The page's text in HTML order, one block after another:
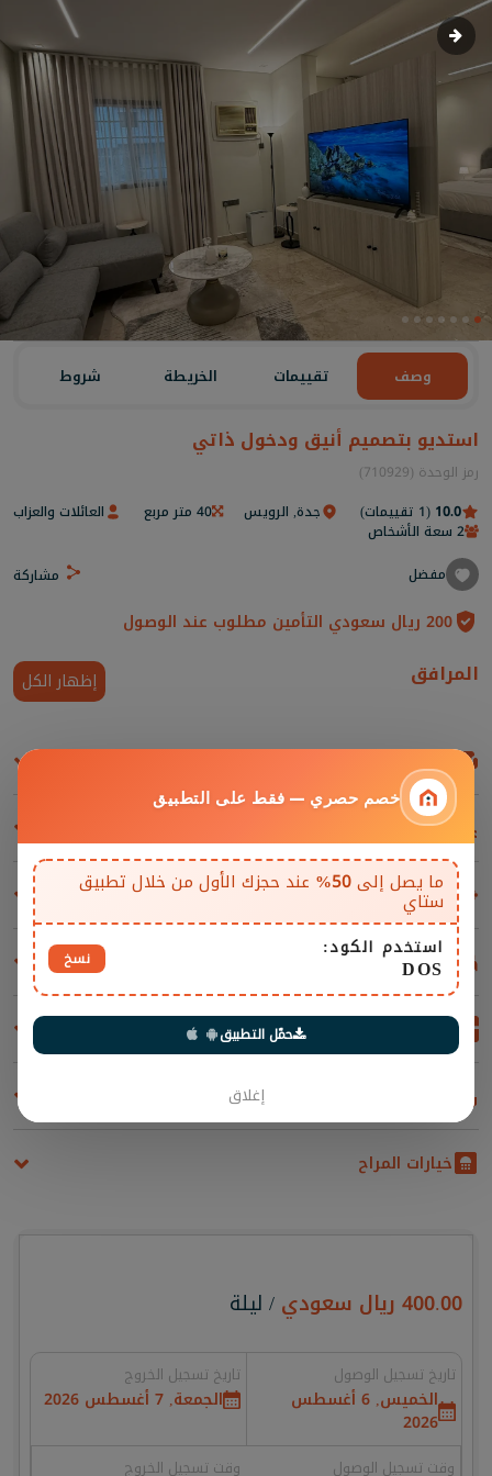
وصف تقييمات الخريطة شروط
استديو بتصميم أنيق ودخول ذاتي
رمز الوحدة (710929)
10.0 (1 تقييمات) جدة, الرويس 40 متر مربع
العائلات والعزاب
2 سعة الأشخاص
مفضل
مشاركة
200 ريال سعودي التأمين مطلوب عند الوصول
المرافق إظهار الكل
غرف المعيشة والمقاعد
مسابح
المرافق والإضافات
غرف النوم
خيارات المراح
400.00 ريال سعودي / ليلة
تاريخ تسجيل الوصول
الخميس, 6 أغسطس
2026
تاريخ تسجيل الخروج
الجمعة, 7 أغسطس 2026
وقت تسجيل الوصول وقت تسجيل الخروج
خصم حصري — فقط على التطبيق
ما يصل إلى50% عند حجزك الأول من خلال تطبيق
ستاي
استخدم الكود:
DOS نسخ
حمّل التطبيق
إغلاق